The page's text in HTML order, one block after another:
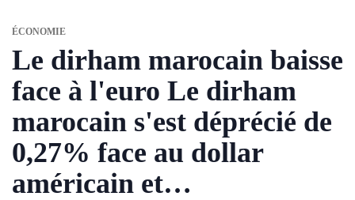
ÉCONOMIE
Le dirham marocain baisse
face à l'euro Le dirham
marocain s'est déprécié de
0,27% face au dollar
américain et…